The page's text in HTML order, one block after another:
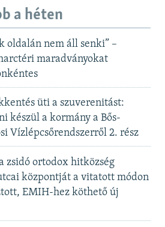
a héten
oldalán nem áll senki” –
maradványokat
üti a szuverenitást:
készül a kormány a Bős-
Vízlépcsőrendszerről 2. rész
zsidó ortodox hitközség
központját a vitatott módon
EMIH-hez köthető új